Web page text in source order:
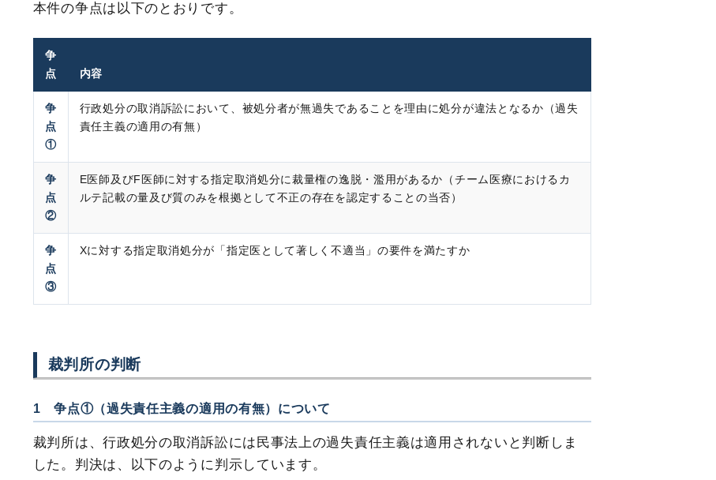
本件の争点は以下のとおりです。
争
点
内容
争
点
①
行政処分の取消訴訟において、被処分者が無過失であることを理由に処分が違法となるか（過失
責任主義の適用の有無）
争
点
②
E医師及びF医師に対する指定取消処分に裁量権の逸脱・濫用があるか（チーム医療におけるカ
ルテ記載の量及び質のみを根拠として不正の存在を認定することの当否）
争
点
③
Xに対する指定取消処分が「指定医として著しく不適当」の要件を満たすか
裁判所の判断
1 争点①（過失責任主義の適用の有無）について
裁判所は、行政処分の取消訴訟には民事法上の過失責任主義は適用されないと判断しま
した。判決は、以下のように判示しています。